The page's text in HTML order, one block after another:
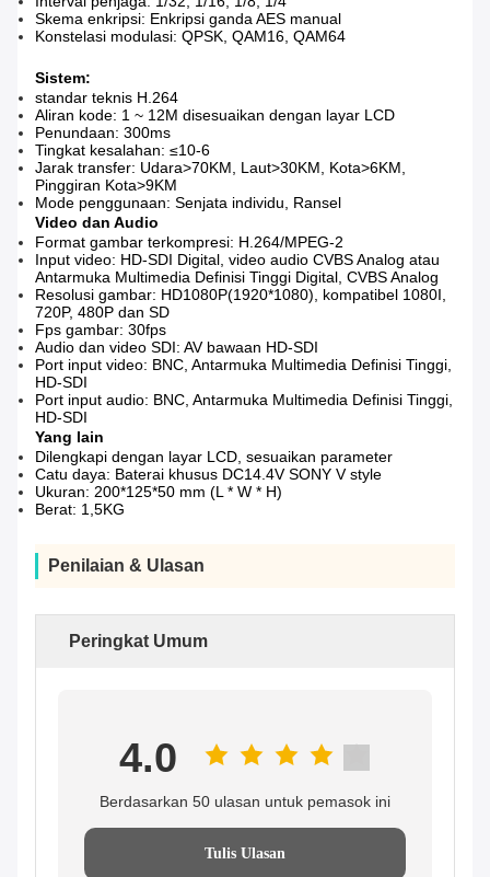
Skema enkripsi: Enkripsi ganda AES manual
Konstelasi modulasi: QPSK, QAM16, QAM64
Sistem:
standar teknis H.264
Aliran kode: 1 ~ 12M disesuaikan dengan layar LCD
Penundaan: 300ms
Tingkat kesalahan: ≤10-6
Jarak transfer: Udara>70KM, Laut>30KM, Kota>6KM,
Pinggiran Kota>9KM
Mode penggunaan: Senjata individu, Ransel
Video dan Audio
Format gambar terkompresi: H.264/MPEG-2
Input video: HD-SDI Digital, video audio CVBS Analog atau
Antarmuka Multimedia Definisi Tinggi Digital, CVBS Analog
Resolusi gambar: HD1080P(1920*1080), kompatibel 1080I,
720P, 480P dan SD
Fps gambar: 30fps
Audio dan video SDI: AV bawaan HD-SDI
Port input video: BNC, Antarmuka Multimedia Definisi Tinggi,
HD-SDI
Port input audio: BNC, Antarmuka Multimedia Definisi Tinggi,
HD-SDI
Yang lain
Dilengkapi dengan layar LCD, sesuaikan parameter
Catu daya: Baterai khusus DC14.4V SONY V style
Ukuran: 200*125*50 mm (L * W * H)
Berat: 1,5KG
Penilaian & Ulasan
Peringkat Umum
4.0
Berdasarkan 50 ulasan untuk pemasok ini
Tulis Ulasan